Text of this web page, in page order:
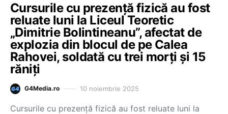
Cursurile cu prezenţă fizică au fost
reluate luni la Liceul Teoretic
„Dimitrie Bolintineanu”, afectat de
explozia din blocul de pe Calea
Rahovei, soldată cu trei morți și 15
răniți
G4Media.ro 10 noiembrie 2025
Cursurile cu prezenţă fizică au fost reluate luni la